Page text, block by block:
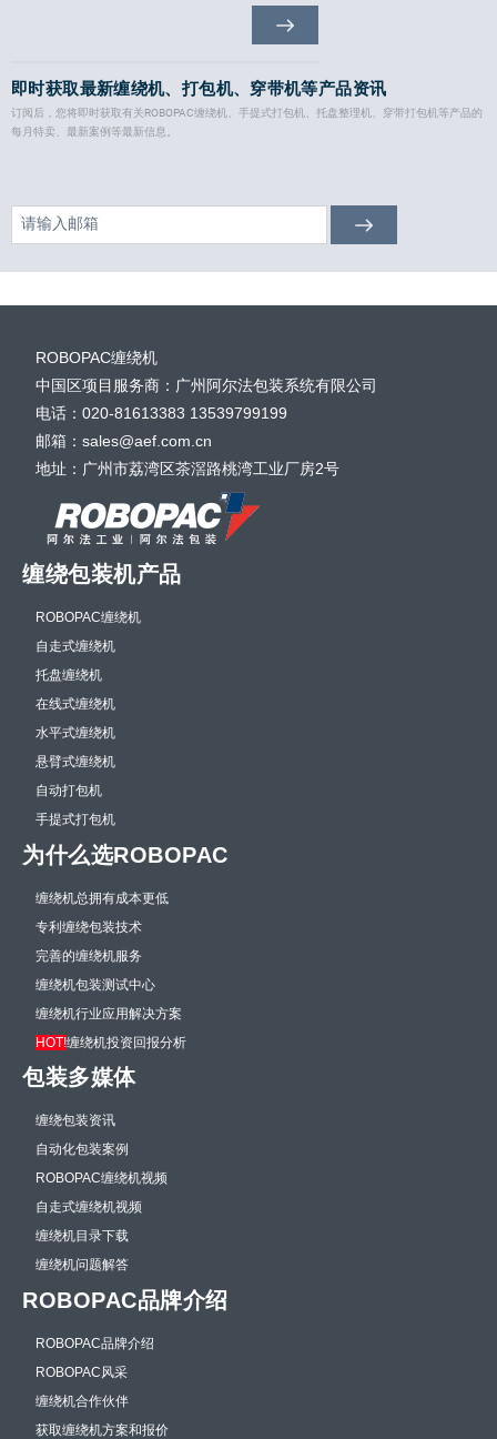
即时获取最新缠绕机、打包机、穿带机等产品资讯
订阅后，您将即时获取有关ROBOPAC缠绕机、手提式打包机、托盘整理机、穿带打包机等产品的
每月特卖、最新案例等最新信息。
ROBOPAC缠绕机
中国区项目服务商：广州阿尔法包装系统有限公司
电话：020-81613383 13539799199
邮箱：sales@aef.com.cn
地址：广州市荔湾区茶滘路桃湾工业厂房2号
缠绕包装机产品
ROBOPAC缠绕机
自走式缠绕机
托盘缠绕机
在线式缠绕机
水平式缠绕机
悬臂式缠绕机
自动打包机
手提式打包机
为什么选ROBOPAC
缠绕机总拥有成本更低
专利缠绕包装技术
完善的缠绕机服务
缠绕机包装测试中心
缠绕机行业应用解决方案
HOT!缠绕机投资回报分析
包装多媒体
缠绕包装资讯
自动化包装案例
ROBOPAC缠绕机视频
自走式缠绕机视频
缠绕机目录下载
缠绕机问题解答
ROBOPAC品牌介绍
ROBOPAC品牌介绍
ROBOPAC风采
缠绕机合作伙伴
获取缠绕机方案和报价